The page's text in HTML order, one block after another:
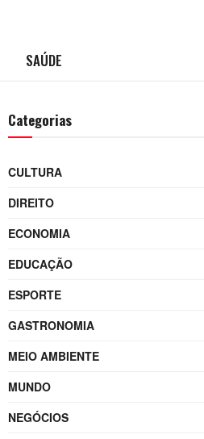
SAÚDE
Categorias
CULTURA
DIREITO
ECONOMIA
EDUCAÇÃO
ESPORTE
GASTRONOMIA
MEIO AMBIENTE
MUNDO
NEGÓCIOS